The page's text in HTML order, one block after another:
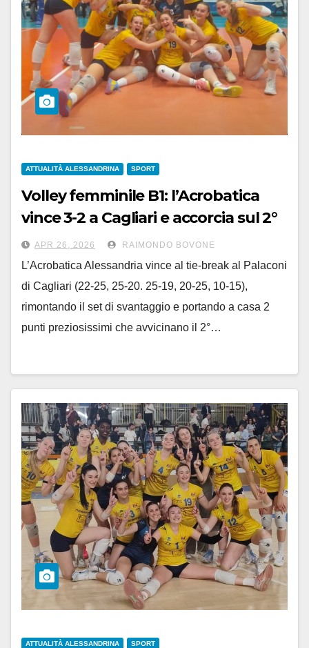
ATTUALITÀ ALESSANDRINA SPORT
Volley femminile B1: l’Acrobatica
vince 3-2 a Cagliari e accorcia sul 2°
posto
APR 26, 2026 RAIMONDO BOVONE
L’Acrobatica Alessandria vince al tie-break al Palaconi
di Cagliari (22-25, 25-20. 25-19, 20-25, 10-15),
rimontando il set di svantaggio e portando a casa 2
punti preziosissimi che avvicinano il 2°…
ATTUALITÀ ALESSANDRINA SPORT